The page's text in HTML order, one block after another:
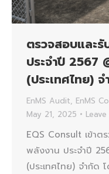
ตรวจสอบและรั
ประจำปี 2567
(ประเทศไทย) จ
EnMS Audit, EnMS
May 21, 2025
EQS Consult เข้าต
พลังงาน ประจำปี
(ประเทศไทย) จำกัด